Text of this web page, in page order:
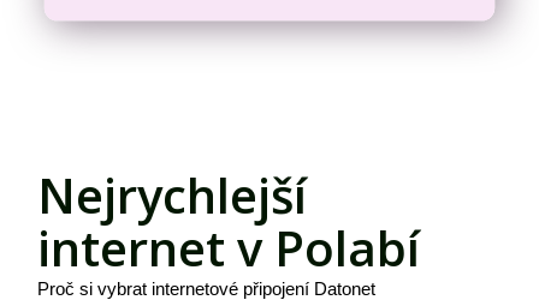
Nejrychlejší
internet v Polabí
Proč si vybrat internetové připojení Datonet